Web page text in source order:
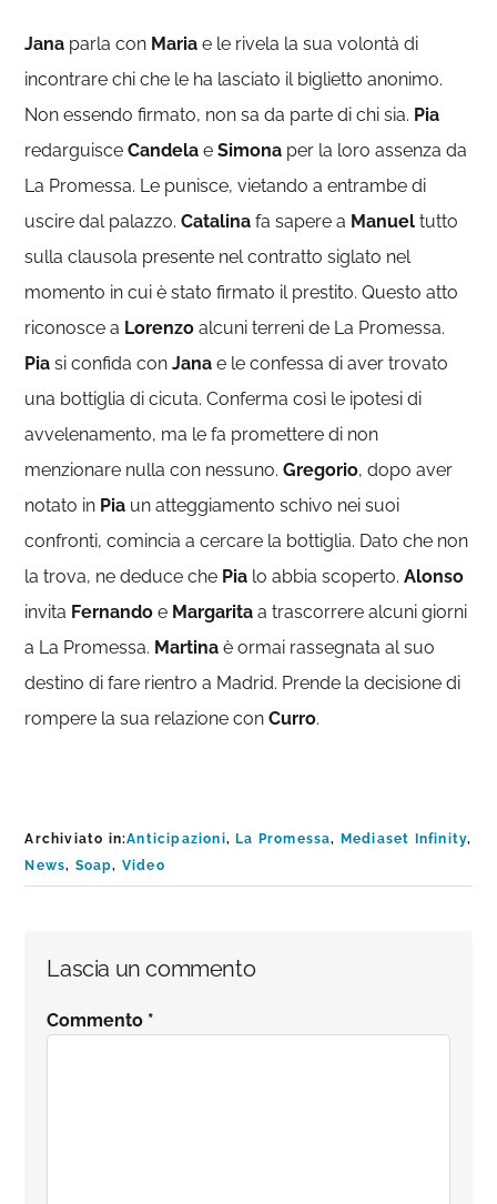
Jana parla con Maria e le rivela la sua volontà di
incontrare chi che le ha lasciato il biglietto anonimo.
Non essendo firmato, non sa da parte di chi sia. Pia
redarguisceCandela eSimona per la loro assenza da
La Promessa. Le punisce, vietando a entrambe di
uscire dal palazzo.Catalina fa sapere a Manuel tutto
sulla clausola presente nel contratto siglato nel
momento in cui è stato firmato il prestito. Questo atto
riconosce a Lorenzo alcuni terreni de La Promessa.
Pia si confida conJana e le confessa di aver trovato
una bottiglia di cicuta. Conferma così le ipotesi di
avvelenamento, ma le fa promettere di non
menzionare nulla con nessuno.Gregorio, dopo aver
notato in Pia un atteggiamento schivo nei suoi
confronti, comincia a cercare la bottiglia. Dato che non
la trova, ne deduce che Pia lo abbia scoperto.Alonso
invita Fernando e Margarita a trascorrere alcuni giorni
a La Promessa. Martina è ormai rassegnata al suo
destino di fare rientro a Madrid. Prende la decisione di
rompere la sua relazione conCurro.
Archiviato in:Anticipazioni, La Promessa, Mediaset Infinity,
News, Soap, Video
Interazioni
del
Lascia un commento
Commento *